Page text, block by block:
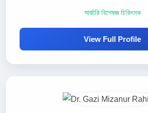
সার্জারি বিশেষজ্ঞ চিকিৎসক
View Full Profile